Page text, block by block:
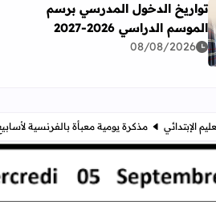
عن تواريخ الدخول المدرسي برسم الموسم
تواريخ الدخول المدرسي برسم
الموسم الدراسي 2026-2027
08/08/2026
الإبتدائي مذكرة يومية معبأة بالفرنسية